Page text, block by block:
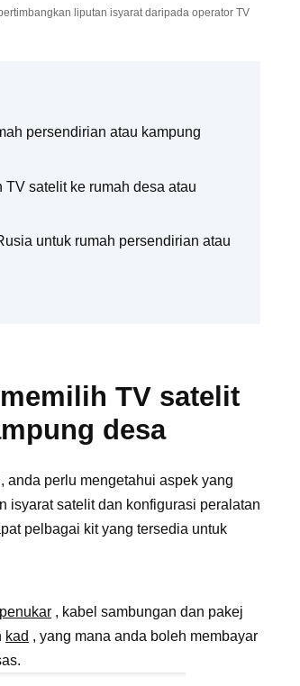
liputan isyarat daripada operator TV
persendirian atau kampung
satelit ke rumah desa atau
untuk rumah persendirian atau
TV satelit
desa
anda perlu mengetahui aspek yang
isyarat satelit dan konfigurasi peralatan
pelbagai kit yang tersedia untuk
penukar , kabel sambungan dan pakej
kad , yang mana anda boleh membayar